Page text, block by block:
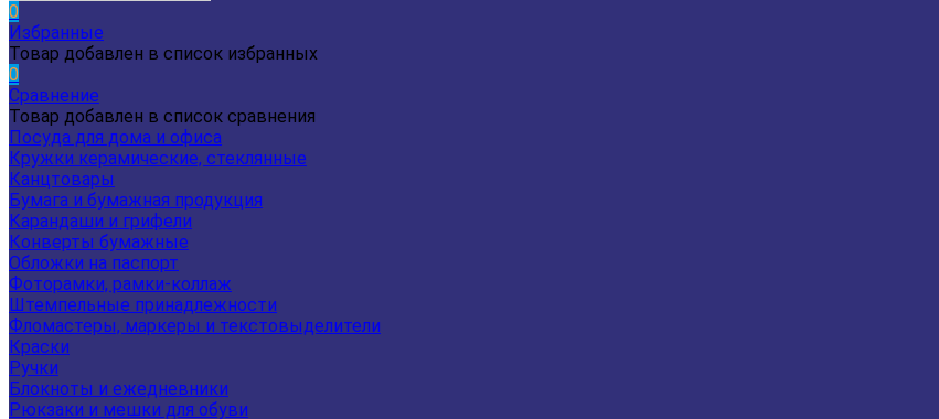
0
Избранные
Товар добавлен в список избранных
0
Сравнение
Товар добавлен в список сравнения
Посуда для дома и офиса
Кружки керамические, стеклянные
Канцтовары
Бумага и бумажная продукция
Карандаши и грифели
Конверты бумажные
Обложки на паспорт
Фоторамки, рамки-коллаж
Штемпельные принадлежности
Фломастеры, маркеры и текстовыделители
Краски
Ручки
Блокноты и ежедневники
Рюкзаки и мешки для обуви